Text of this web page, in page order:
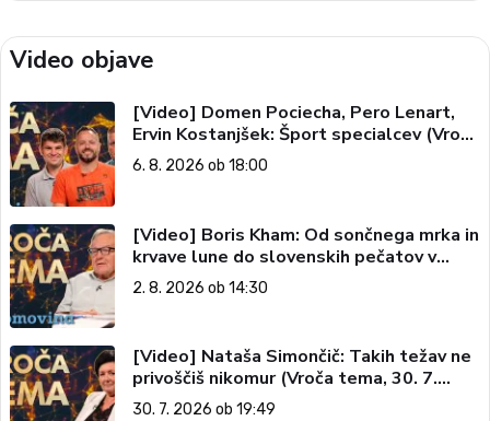
Video objave
[Video] Domen Pociecha, Pero Lenart,
Ervin Kostanjšek: Šport specialcev (Vroča
tema, 6. 8. 2026)
6. 8. 2026 ob 18:00
[Video] Boris Kham: Od sončnega mrka in
krvave lune do slovenskih pečatov v
vesolju (Vroča tema, 2. 8. 2026)
2. 8. 2026 ob 14:30
[Video] Nataša Simončič: Takih težav ne
privoščiš nikomur (Vroča tema, 30. 7.
2026)
30. 7. 2026 ob 19:49